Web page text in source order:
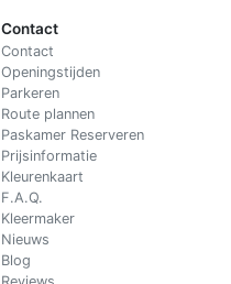
Contact
Contact
Openingstijden
Parkeren
Route plannen
Paskamer Reserveren
Prijsinformatie
Kleurenkaart
F.A.Q.
Kleermaker
Nieuws
Blog